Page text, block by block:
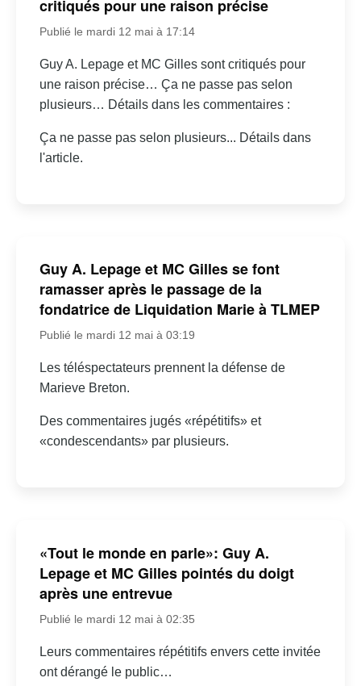
critiqués pour une raison précise
Publié le mardi 12 mai à 17:14
Guy A. Lepage et MC Gilles sont critiqués pour
une raison précise… Ça ne passe pas selon
plusieurs… Détails dans les commentaires :
Ça ne passe pas selon plusieurs... Détails dans
l'article.
Guy A. Lepage et MC Gilles se font
ramasser après le passage de la
fondatrice de Liquidation Marie à TLMEP
Publié le mardi 12 mai à 03:19
Les téléspectateurs prennent la défense de
Marieve Breton.
Des commentaires jugés «répétitifs» et
«condescendants» par plusieurs.
«Tout le monde en parle»: Guy A.
Lepage et MC Gilles pointés du doigt
après une entrevue
Publié le mardi 12 mai à 02:35
Leurs commentaires répétitifs envers cette invitée
ont dérangé le public…